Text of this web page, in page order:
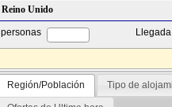
personas Llegada
Región/Población Tipo de